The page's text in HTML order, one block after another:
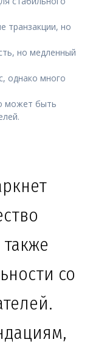
транзакции, но
но медленный
однако много
может быть
со